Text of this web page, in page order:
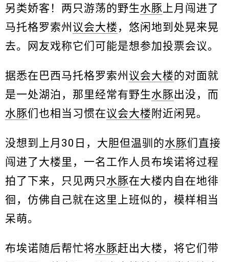
另类娇客！两只游荡的野生水豚 上月闯进了
马托格罗索州 议会大楼 ，悠闲地到处晃来晃
去。网友戏称它们可能是想参加投票会议。
据悉在巴西马托格罗索州 议会大楼的对面就
是一处湖泊，那里经常有野生水豚出没，而
水豚们也相当习惯在议会大楼 附近闲晃。
没想到上月30日，大胆但温驯的水豚们直接
闯进了大楼里，一名工作人员布埃诺将过程
拍了下来，只见两只 水豚在大楼内自在地徘
徊，仿佛自己就在这里上班似的，模样相当
呆萌。
布埃诺随后帮忙将水豚赶出大楼，将它们带